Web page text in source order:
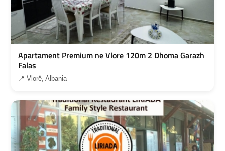
Apartament Premium ne Vlore 120m 2 Dhoma Garazh
Falas
📍 Vlorë, Albania